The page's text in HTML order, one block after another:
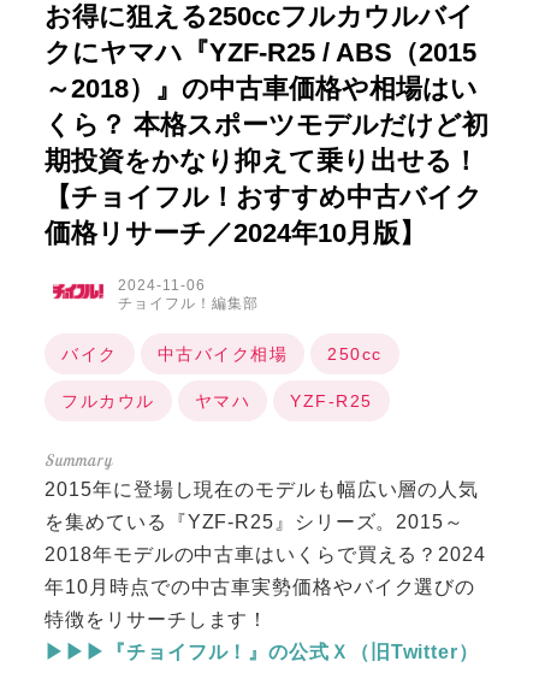
お得に狙える250ccフルカウルバイ
クにヤマハ『YZF-R25 / ABS（2015
～2018）』の中古車価格や相場はい
くら？ 本格スポーツモデルだけど初
期投資をかなり抑えて乗り出せる！
【チョイフル！おすすめ中古バイク
価格リサーチ／2024年10月版】
2024-11-06
チョイフル！編集部
バイク 中古バイク相場 250cc
フルカウル ヤマハ YZF-R25
2015年に登場し現在のモデルも幅広い層の人気
を集めている『YZF-R25』シリーズ。2015～
2018年モデルの中古車はいくらで買える？2024
年10月時点での中古車実勢価格やバイク選びの
特徴をリサーチします！
▶▶▶『チョイフル！』の公式Ｘ（旧Twitter）